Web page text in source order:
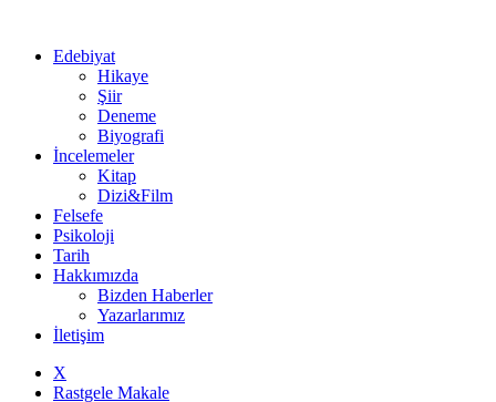
Edebiyat
Hikaye
Şiir
Deneme
Biyografi
İncelemeler
Kitap
Dizi&Film
Felsefe
Psikoloji
Tarih
Hakkımızda
Bizden Haberler
Yazarlarımız
İletişim
X
Rastgele Makale